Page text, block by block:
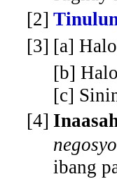
[2]
[3] [a]
[b]
[c]
[4]
negosyo
ibang